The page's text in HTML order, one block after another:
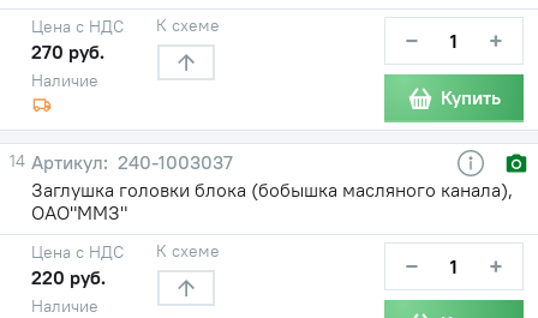
Наличие
Цена с НДС
270 руб.
К схеме − +
Купить
14
240-1003037
Заглушка головки блока (бобышка масляного канала),
ОАО"ММЗ"
Наличие
Цена с НДС
220 руб.
К схеме − +